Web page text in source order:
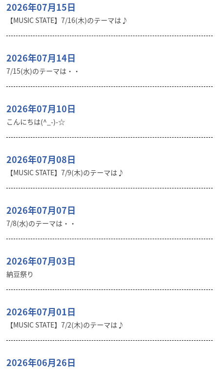
2026年07月15日
【MUSIC STATE】7/16(木)のテーマは♪
2026年07月14日
7/15(水)のテーマは・・
2026年07月10日
こんにちは(^_-)-☆
2026年07月08日
【MUSIC STATE】7/9(木)のテーマは♪
2026年07月07日
7/8(水)のテーマは・・
2026年07月03日
納豆祭り
2026年07月01日
【MUSIC STATE】7/2(木)のテーマは♪
2026年06月26日